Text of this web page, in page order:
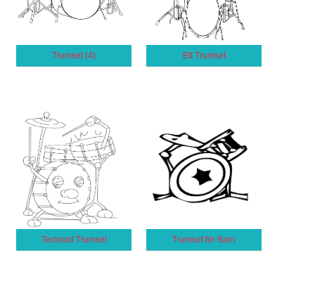
Trumset (4) Ett Trumset
Tecknad Trumset Trumset för Barn